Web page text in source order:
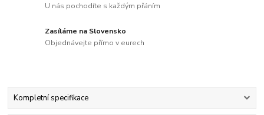
U nás pochodíte s každým přáním
Zasíláme na Slovensko
Objednávejte přímo v eurech
Kompletní specifikace